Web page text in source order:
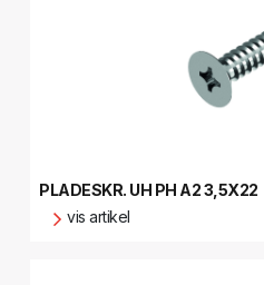
PLADESKR. UH PH A2 3,5X22
vis artikel